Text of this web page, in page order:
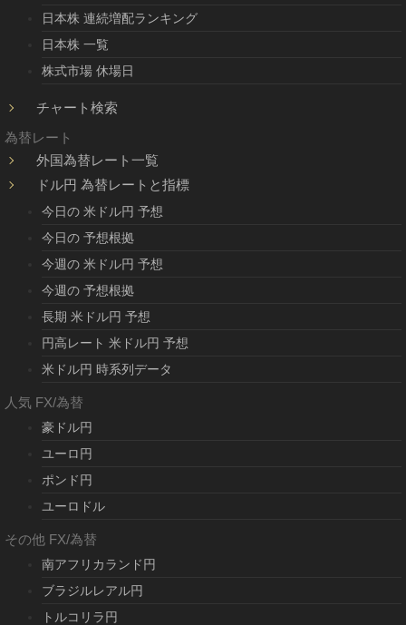
日本株 連続増配ランキング
日本株 一覧
株式市場 休場日
チャート検索
為替レート
外国為替レート一覧
ドル円 為替レートと指標
今日の 米ドル円 予想
今日の 予想根拠
今週の 米ドル円 予想
今週の 予想根拠
長期 米ドル円 予想
円高レート 米ドル円 予想
米ドル円 時系列データ
人気 FX/為替
豪ドル円
ユーロ円
ポンド円
ユーロドル
その他 FX/為替
南アフリカランド円
ブラジルレアル円
トルコリラ円